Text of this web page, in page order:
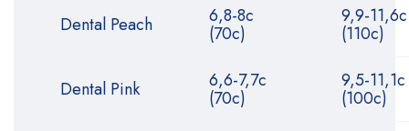
Dental Peach 6,8-8с
(70с)
9,9-11,6с
(110с)
Dental Pink 6,6-7,7с
(70с)
9,5-11,1с
(100с)